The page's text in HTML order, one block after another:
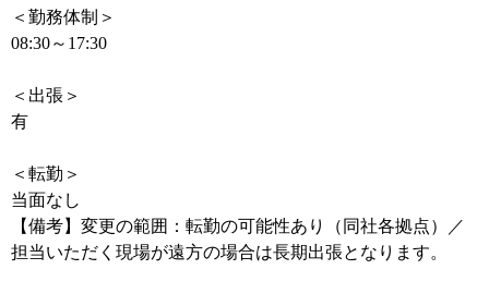
＜勤務体制＞
08:30～17:30
＜出張＞
有
＜転勤＞
当面なし
【備考】変更の範囲：転勤の可能性あり（同社各拠点）／
担当いただく現場が遠方の場合は長期出張となります。